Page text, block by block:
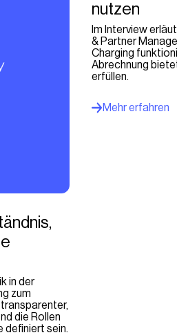
in der
zum
die Rollen
definiert sein.
nutzen
Im Interview
& Partner
Charging
Abrechnung
erfüllen.
Mehr erfahren